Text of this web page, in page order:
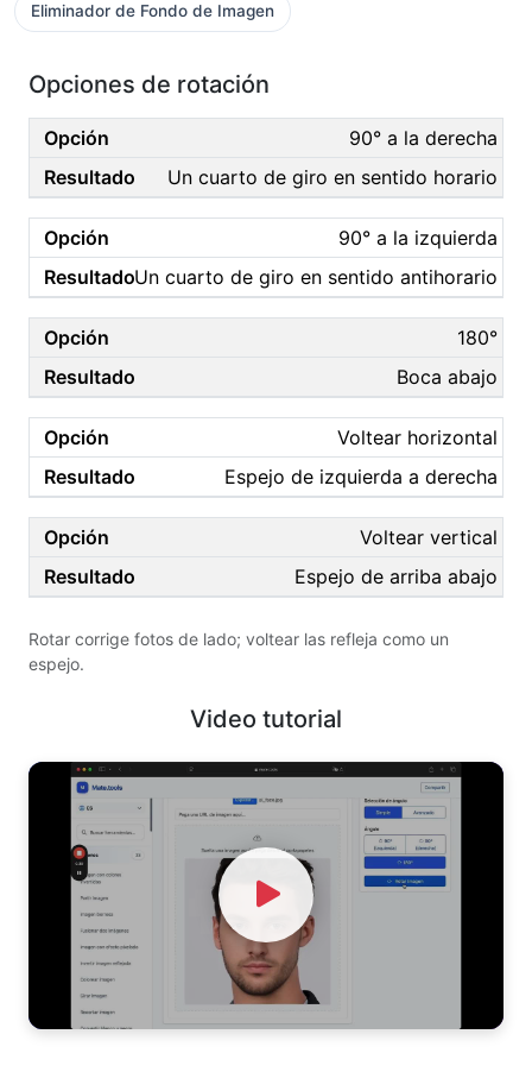
Eliminador de Fondo de Imagen
Opciones de rotación
90° a la derecha
Un cuarto de giro en sentido horario
90° a la izquierda
Un cuarto de giro en sentido antihorario
180°
Boca abajo
Voltear horizontal
Espejo de izquierda a derecha
Voltear vertical
Espejo de arriba abajo
Rotar corrige fotos de lado; voltear las refleja como un
espejo.
Video tutorial
Watch Video